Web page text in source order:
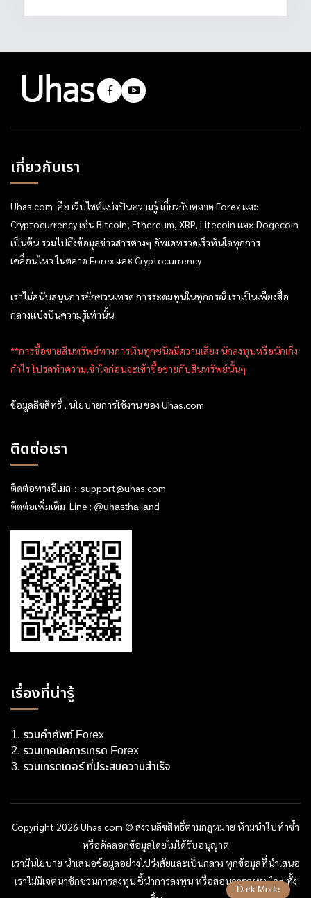
เกี่ยวกับเรา
Uhas.com คือ เว็บไซต์แบ่งปันความรู้ เกี่ยวกับตลาด Forex และ
Cryptocurrency เช่น Bitcoin, Ethereum, XRP, Litecoin และ Dogecoin
เป็นต้น รวมไปถึงข้อมูลข่าวสารต่างๆ อัพเดทรวดเร็วทันใจทุกการ
เคลื่อนไหว ในตลาด Forex และ Cryptocurrency
เราไม่สนับสนุนการชักชวนเทรด การระดมทุนในทุกกรณี เราเป็นเพียงสื่อ
กลางแบ่งปันความรู้เท่านั้น
**การซื้อขายสินทรัพย์ทางการเงินทุกชนิดมีความเสี่ยง นักลงทุนหรือนักเก็ง
กำไร โปรดทำความเข้าใจก่อนจะเข้าซื้อขายกับสินทรัพย์นั้นๆ
ข้อมูลลิขสิทธิ์ , นโยบายการใช้งาน ของ Uhas.com
ติดต่อเรา
ติดต่อทางอีเมล： support@uhas.com
ติดต่อเพิ่มเติม Line : @uhasthailand
เรื่องที่น่ารู้
รวมคำศัพท์ Forex
รวมเทคนิคการเทรด Forex
รวมเทรดเดอร์ ที่ประสบความสำเร็จ
Copyright 2026 Uhas.com © สงวนลิขสิทธิ์ตามกฎหมาย ห้ามนำไปทำซ้ำ
หรือคัดลอกข้อมูลโดยไม่ได้รับอนุญาต
เรามีนโยบาย นำเสนอข้อมูลอย่างโปร่งสัยและเป็นกลาง ทุกข้อมูลที่นำเสนอ
เราไม่มีเจตนาชักชวนการลงทุน ชี้นำการลงทุน หรือสอนการลงทุนใดๆ ทั้ง
Dark Mode